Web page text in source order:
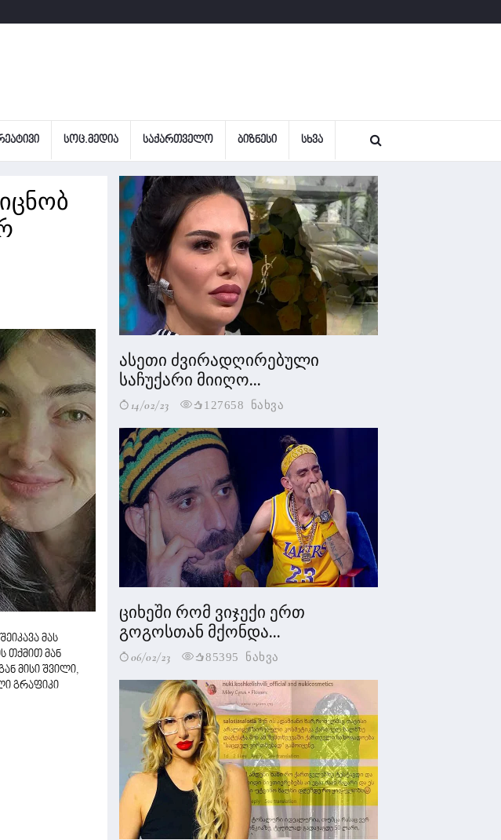
ᲡᲝᲪ.ᲛᲔᲓᲘᲐ ᲡᲐᲥᲐᲠᲗᲕᲔᲚᲝ ᲑᲘᲖᲜᲔᲡᲘ ᲡᲮᲕᲐ
მას
თქმით მან
მისი შვილი,
გრაფიკი
ასეთი ძვირადღირებული
საჩუქარი მიიღო...
14/02/23 127658 ნახვა
ციხეში რომ ვიჯექი ერთ
გოგოსთან მქონდა...
06/02/23 85395 ნახვა